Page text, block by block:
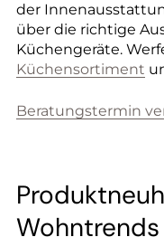
der
über die richtige
Küchengeräte.
Küchensortiment
Beratungstermin
Wohntrends